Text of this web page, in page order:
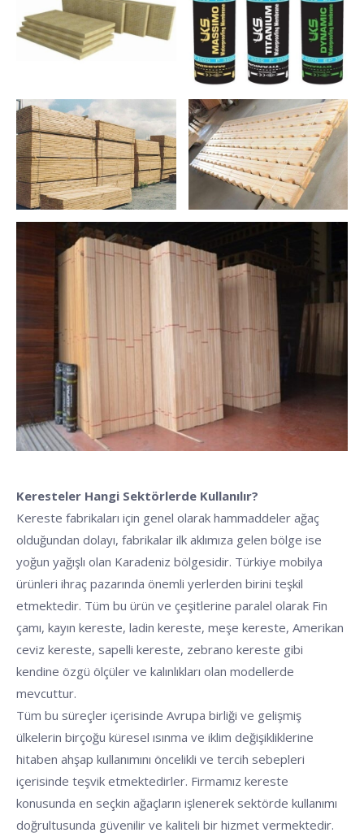
Keresteler Hangi Sektörlerde Kullanılır?
Kereste fabrikaları için genel olarak hammaddeler ağaç
olduğundan dolayı, fabrikalar ilk aklımıza gelen bölge ise
yoğun yağışlı olan Karadeniz bölgesidir. Türkiye mobilya
ürünleri ihraç pazarında önemli yerlerden birini teşkil
etmektedir. Tüm bu ürün ve çeşitlerine paralel olarak Fin
çamı, kayın kereste, ladin kereste, meşe kereste, Amerikan
ceviz kereste, sapelli kereste, zebrano kereste gibi
kendine özgü ölçüler ve kalınlıkları olan modellerde
mevcuttur.
Tüm bu süreçler içerisinde Avrupa birliği ve gelişmiş
ülkelerin birçoğu küresel ısınma ve iklim değişikliklerine
hitaben ahşap kullanımını öncelikli ve tercih sebepleri
içerisinde teşvik etmektedirler. Firmamız kereste
konusunda en seçkin ağaçların işlenerek sektörde kullanımı
doğrultusunda güvenilir ve kaliteli bir hizmet vermektedir.